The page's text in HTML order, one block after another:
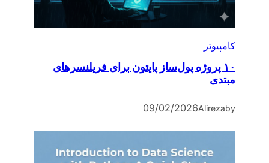
کامپیوتر
۱۰ پروژه پول‌ساز پایتون برای فریلنسرهای
مبتدی
by
Alireza
09/02/2026